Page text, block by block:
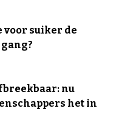
voor suiker de
nu
het in